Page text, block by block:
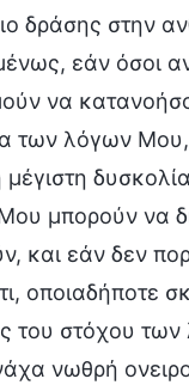
δράσης στην
εάν όσοι
να
των λόγων
μέγιστη
Μου μπορούν να
και εάν δεν
οποιαδήποτε
του στόχου
νωθρή